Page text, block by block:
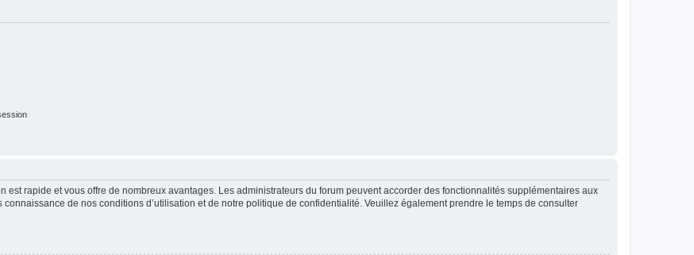
est rapide et vous offre de nombreux avantages. Les administrateurs du forum peuvent accorder des fonctionnalités supplémentaires aux
de nos conditions d’utilisation et de notre politique de confidentialité. Veuillez également prendre le temps de consulter